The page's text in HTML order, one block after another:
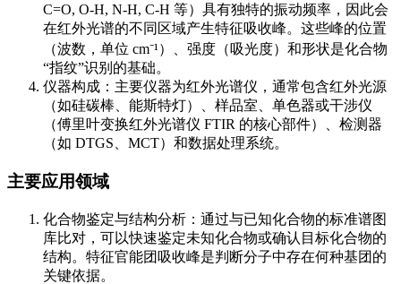
C=O, O-H, N-H, C-H 等）具有独特的振动频率，因此会
在红外光谱的不同区域产生特征吸收峰。这些峰的位置
（波数，单位 cm⁻¹）、强度（吸光度）和形状是化合物
“指纹”识别的基础。
仪器构成：主要仪器为红外光谱仪，通常包含红外光源
（如硅碳棒、能斯特灯）、样品室、单色器或干涉仪
（傅里叶变换红外光谱仪 FTIR 的核心部件）、检测器
（如 DTGS、MCT）和数据处理系统。
主要应用领域
化合物鉴定与结构分析：通过与已知化合物的标准谱图
库比对，可以快速鉴定未知化合物或确认目标化合物的
结构。特征官能团吸收峰是判断分子中存在何种基团的
关键依据。